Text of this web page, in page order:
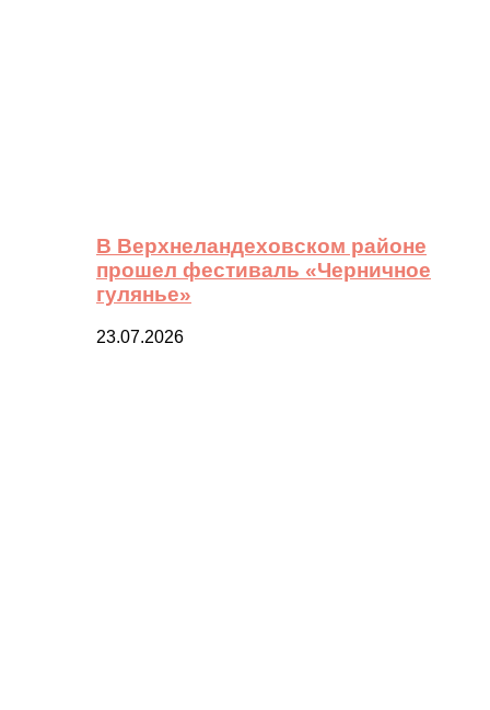
В Верхнеландеховском районе
прошел фестиваль «Черничное
гулянье»
23.07.2026